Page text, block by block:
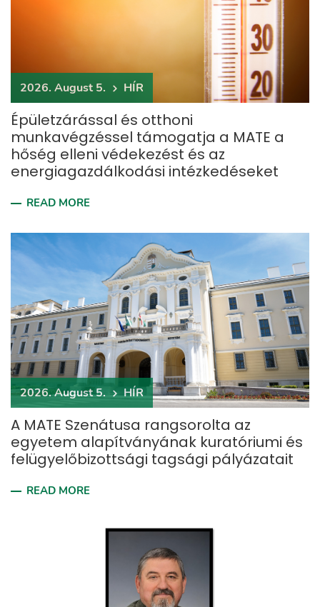
2026. August 5. HÍR
Épületzárással és otthoni
munkavégzéssel támogatja a MATE a
hőség elleni védekezést és az
energiagazdálkodási intézkedéseket
READ MORE
2026. August 5. HÍR
A MATE Szenátusa rangsorolta az
egyetem alapítványának kuratóriumi és
felügyelőbizottsági tagsági pályázatait
READ MORE